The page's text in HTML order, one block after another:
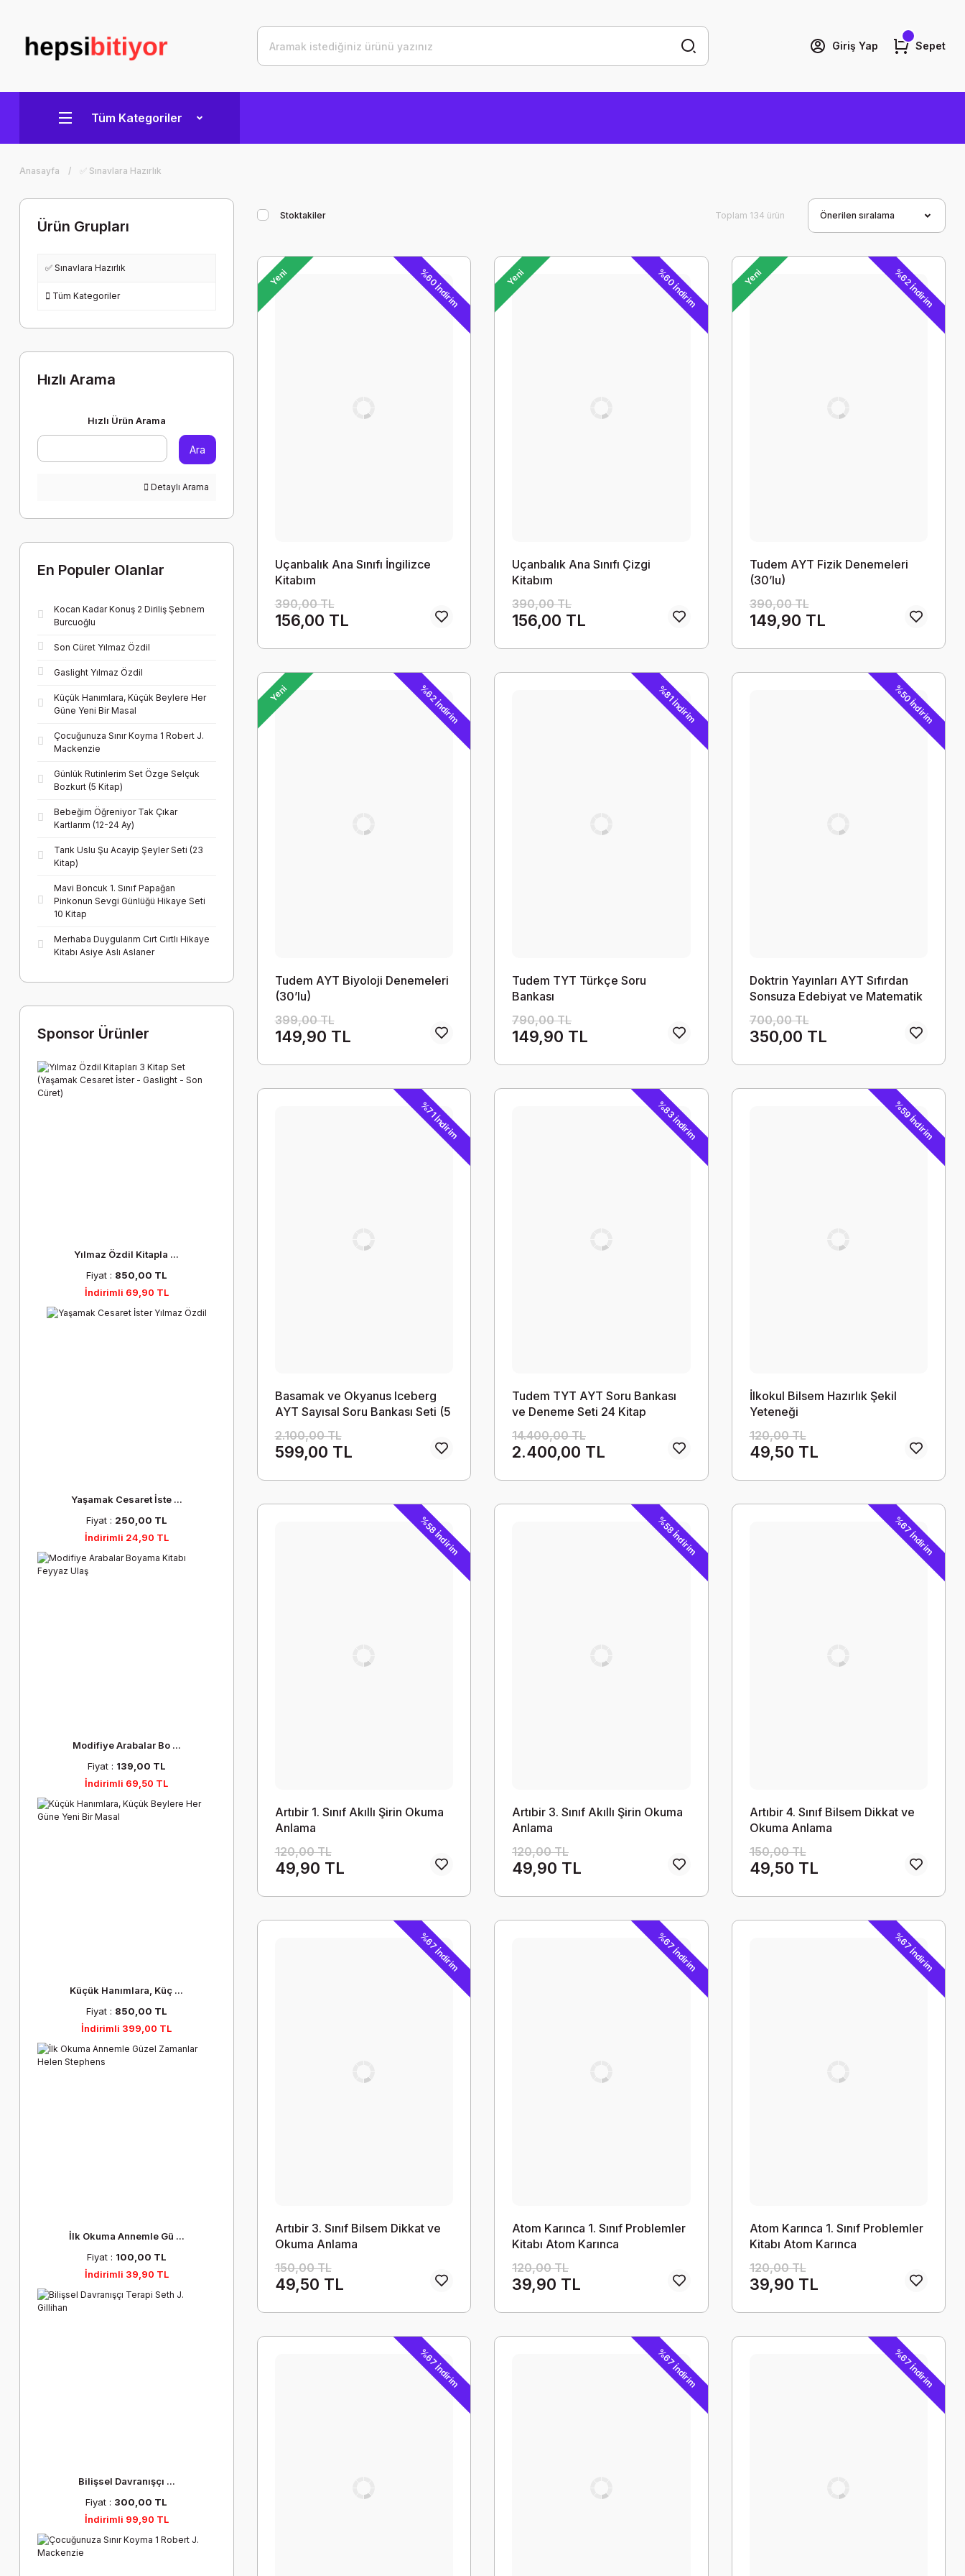
Giriş Yap Sepet
Tüm Kategoriler
Anasayfa ✅ Sınavlara Hazırlık
Ürün Grupları
✅ Sınavlara Hazırlık
Tüm Kategoriler
Hızlı Arama
Hızlı Ürün Arama
Ara
Detaylı Arama
En Populer Olanlar
Kocan Kadar Konuş 2 Diriliş Şebnem
Burcuoğlu
Son Cüret Yılmaz Özdil
Gaslight Yılmaz Özdil
Küçük Hanımlara, Küçük Beylere Her
Güne Yeni Bir Masal
Çocuğunuza Sınır Koyma 1 Robert J.
Mackenzie
Günlük Rutinlerim Set Özge Selçuk
Bozkurt (5 Kitap)
Bebeğim Öğreniyor Tak Çıkar
Kartlarım (12-24 Ay)
Tarık Uslu Şu Acayip Şeyler Seti (23
Kitap)
Mavi Boncuk 1. Sınıf Papağan
Pinkonun Sevgi Günlüğü Hikaye Seti
10 Kitap
Merhaba Duygularım Cırt Cırtlı Hikaye
Kitabı Asiye Aslı Aslaner
Sponsor Ürünler
Yılmaz Özdil Kitapla ...
Fiyat : 850,00 TL
İndirimli 69,90 TL
Yaşamak Cesaret İste ...
Fiyat : 250,00 TL
İndirimli 24,90 TL
Modifiye Arabalar Bo ...
Fiyat : 139,00 TL
İndirimli 69,50 TL
Küçük Hanımlara, Küç ...
Fiyat : 850,00 TL
İndirimli 399,00 TL
İlk Okuma Annemle Gü ...
Fiyat : 100,00 TL
İndirimli 39,90 TL
Bilişsel Davranışçı ...
Fiyat : 300,00 TL
İndirimli 99,90 TL
Stoktakiler Toplam 134 ürün
Yeni %60 İndirim
Uçanbalık Ana Sınıfı İngilizce
Kitabım
390,00 TL
156,00 TL
Yeni %60 İndirim
Uçanbalık Ana Sınıfı Çizgi
Kitabım
390,00 TL
156,00 TL
Yeni %62 İndirim
Tudem AYT Fizik Denemeleri
(30’lu)
390,00 TL
149,90 TL
Yeni %62 İndirim
Tudem AYT Biyoloji Denemeleri
(30’lu)
399,00 TL
149,90 TL
%81 İndirim
Tudem TYT Türkçe Soru
Bankası
790,00 TL
149,90 TL
%50 İndirim
Doktrin Yayınları AYT Sıfırdan
Sonsuza Edebiyat ve Matematik
700,00 TL
350,00 TL
%71 İndirim
Basamak ve Okyanus Iceberg
AYT Sayısal Soru Bankası Seti (5
Kitap)
2.100,00 TL
599,00 TL
%83 İndirim
Tudem TYT AYT Soru Bankası
ve Deneme Seti 24 Kitap
14.400,00 TL
2.400,00 TL
%59 İndirim
İlkokul Bilsem Hazırlık Şekil
Yeteneği
120,00 TL
49,50 TL
%58 İndirim
Artıbir 1. Sınıf Akıllı Şirin Okuma
Anlama
120,00 TL
49,90 TL
%58 İndirim
Artıbir 3. Sınıf Akıllı Şirin Okuma
Anlama
120,00 TL
49,90 TL
%67 İndirim
Artıbir 4. Sınıf Bilsem Dikkat ve
Okuma Anlama
150,00 TL
49,50 TL
%67 İndirim
Artıbir 3. Sınıf Bilsem Dikkat ve
Okuma Anlama
150,00 TL
49,50 TL
%67 İndirim
Atom Karınca 1. Sınıf Problemler
Kitabı Atom Karınca
120,00 TL
39,90 TL
%67 İndirim
Atom Karınca 1. Sınıf Problemler
Kitabı Atom Karınca
120,00 TL
39,90 TL
%67 İndirim %67 İndirim %67 İndirim